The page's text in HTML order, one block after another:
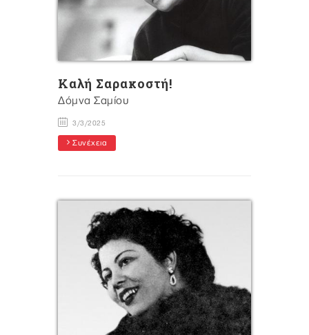
Kαλή Σαρακοστή!
Δόμνα Σαμίου
3/3/2025
Συνέχεια